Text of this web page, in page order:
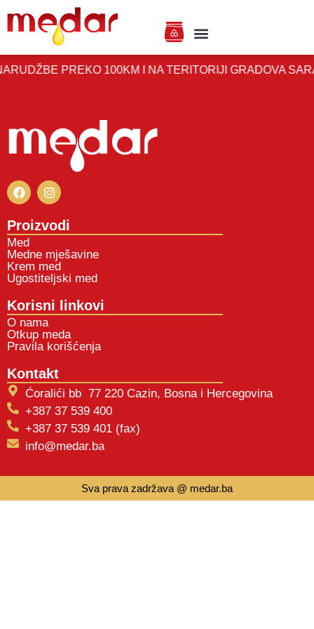
PREKO 100KM I NA TERITORIJI GRADOVA
Proizvodi
Med
Medne mješavine
Krem med
Ugostiteljski med
Korisni linkovi
O nama
Otkup meda
Pravila korišćenja
Kontakt
Ćoralići bb 77 220 Cazin, Bosna i Hercegovina
+387 37 539 400
+387 37 539 401 (fax)
info@medar.ba
Sva prava zadržava @ medar.ba